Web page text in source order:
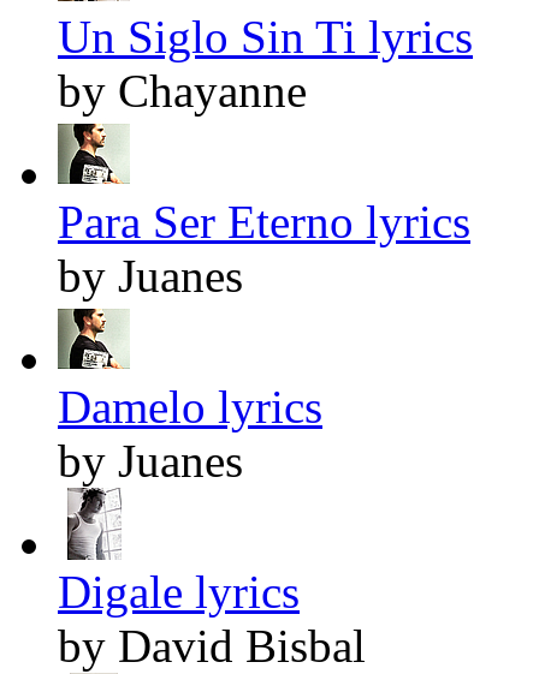
Un Siglo Sin Ti lyrics
by Chayanne
Para Ser Eterno lyrics
by Juanes
Damelo lyrics
by Juanes
Digale lyrics
by David Bisbal